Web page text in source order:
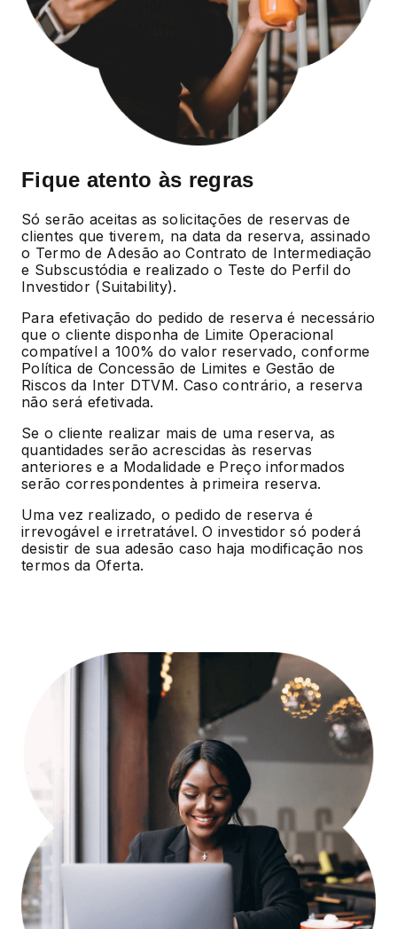
Fique atento às regras
Só serão aceitas as solicitações de reservas de
clientes que tiverem, na data da reserva, assinado
o Termo de Adesão ao Contrato de Intermediação
e Subscustódia e realizado o Teste do Perfil do
Investidor (Suitability).
Para efetivação do pedido de reserva é necessário
que o cliente disponha de Limite Operacional
compatível a 100% do valor reservado, conforme
Política de Concessão de Limites e Gestão de
Riscos da Inter DTVM. Caso contrário, a reserva
não será efetivada.
Se o cliente realizar mais de uma reserva, as
quantidades serão acrescidas às reservas
anteriores e a Modalidade e Preço informados
serão correspondentes à primeira reserva.
Uma vez realizado, o pedido de reserva é
irrevogável e irretratável. O investidor só poderá
desistir de sua adesão caso haja modificação nos
termos da Oferta.